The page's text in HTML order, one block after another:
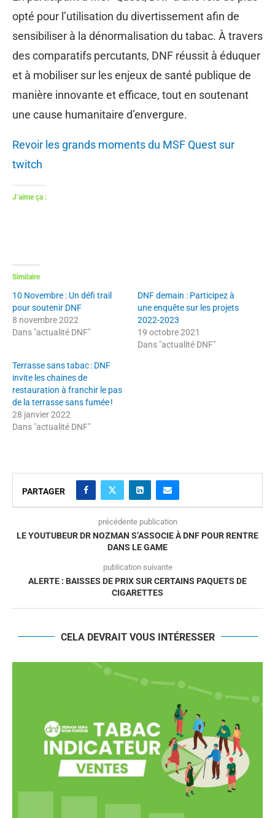
opté pour l’utilisation du divertissement afin de
sensibiliser à la dénormalisation du tabac. À travers
des comparatifs percutants, DNF réussit à éduquer
et à mobiliser sur les enjeux de santé publique de
manière innovante et efficace, tout en soutenant
une cause humanitaire d’envergure.
Revoir les grands moments du MSF Quest sur
twitch
J’aime ça :
Similaire
10 Novembre : Un défi trail
pour soutenir DNF
8 novembre 2022
Dans "actualité DNF"
DNF demain : Participez à
une enquête sur les projets
2022-2023
19 octobre 2021
Dans "actualité DNF"
Terrasse sans tabac : DNF
invite les chaines de
restauration à franchir le pas
de la terrasse sans fumée !
28 janvier 2022
Dans "actualité DNF"
PARTAGER
précédente publication
LE YOUTUBEUR DR NOZMAN S’ASSOCIE À DNF POUR RENTRE
DANS LE GAME
publication suivante
ALERTE : BAISSES DE PRIX SUR CERTAINS PAQUETS DE
CIGARETTES
CELA DEVRAIT VOUS INTÉRESSER